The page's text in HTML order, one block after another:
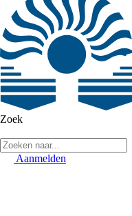
Zoek
Aanmelden